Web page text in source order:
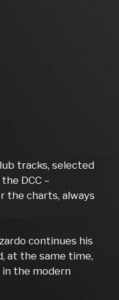
tracks, selected
DCC –
the charts, always
continues his
at the same time,
the modern